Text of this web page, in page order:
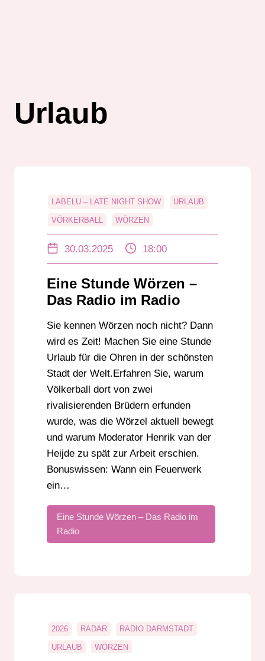
Urlaub
LABELU – LATE NIGHT SHOW URLAUB
VÖRKERBALL WÖRZEN
30.03.2025 18:00
Eine Stunde Wörzen –
Das Radio im Radio
Sie kennen Wörzen noch nicht? Dann
wird es Zeit! Machen Sie eine Stunde
Urlaub für die Ohren in der schönsten
Stadt der Welt.Erfahren Sie, warum
Völkerball dort von zwei
rivalisierenden Brüdern erfunden
wurde, was die Wörzel aktuell bewegt
und warum Moderator Henrik van der
Heijde zu spät zur Arbeit erschien.
Bonuswissen: Wann ein Feuerwerk
ein…
Eine Stunde Wörzen – Das Radio im
Radio
2026 RADAR RADIO DARMSTADT
URLAUB WÖRZEN